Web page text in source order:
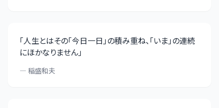
「人生とはその「今日一日」の積み重ね、「いま」の連続
にほかなりません」
— 稲盛和夫